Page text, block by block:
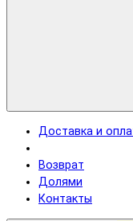
Доставка и
Возврат
Долями
Контакты